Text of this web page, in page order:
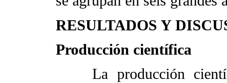
RESULTADOS Y
Producción científica
La producción